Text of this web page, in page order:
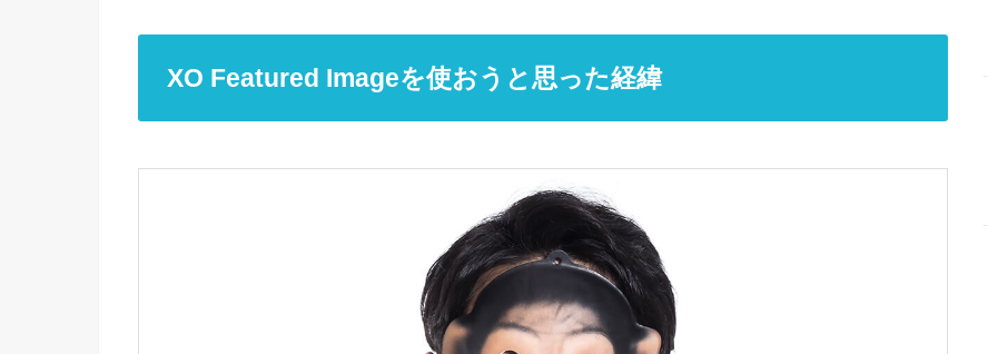
XO Featured Imageを使おうと思った経緯